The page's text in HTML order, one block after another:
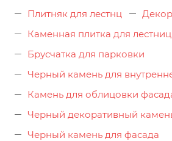
Плитняк для лестнц
Каменная плитка для
Брусчатка для парковки
Черный камень для
Камень для облицовки
Черный декоративный
Черный камень для фасада